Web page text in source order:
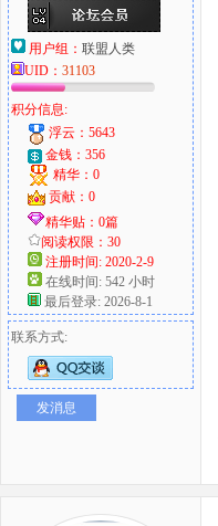
用户组： 联盟人类
UID： 31103
积分信息:
浮云：5643
金钱：356
精华：0
贡献：0
精华贴：0篇
阅读权限：30
注册时间: 2020-2-9
在线时间: 542 小时
最后登录: 2026-8-1
联系方式:
发消息